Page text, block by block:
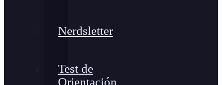
Nerdsletter
Test de
Orientación